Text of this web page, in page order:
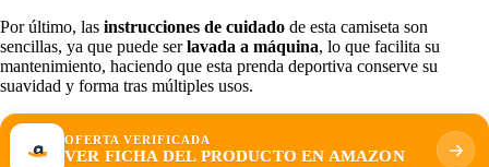
Por último, las instrucciones de cuidado de esta camiseta son
sencillas, ya que puede serlavada a máquina, lo que facilita su
mantenimiento, haciendo que esta prenda deportiva conserve su
suavidad y forma tras múltiples usos.
OFERTA VERIFICADA
VER FICHA DEL PRODUCTO EN AMAZON